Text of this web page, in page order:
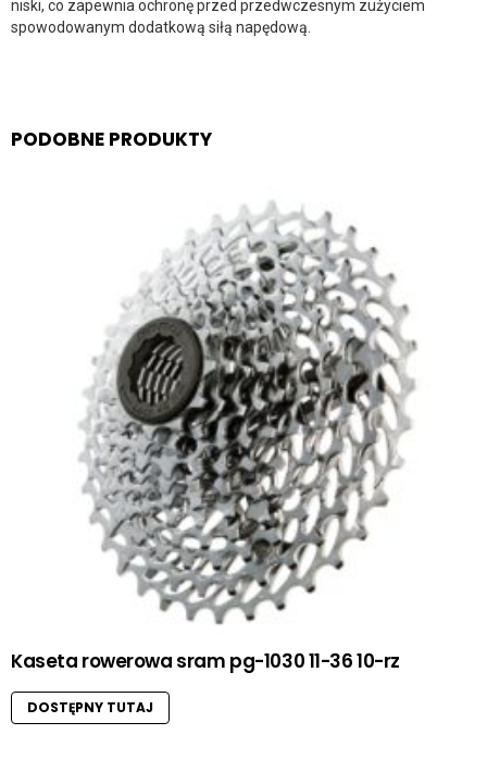
niski, co zapewnia ochronę przed przedwczesnym zużyciem
spowodowanym dodatkową siłą napędową.
PODOBNE PRODUKTY
Kaseta rowerowa sram pg-1030 11-36 10-rz
DOSTĘPNY TUTAJ